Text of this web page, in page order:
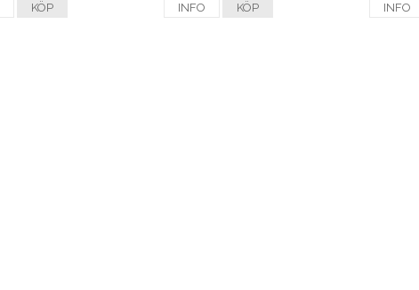
KÖP INFO KÖP INFO